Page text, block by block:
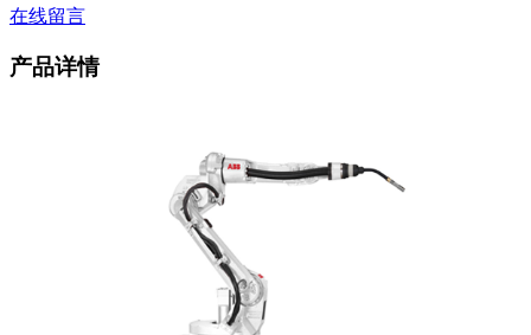
在线留言
产品详情